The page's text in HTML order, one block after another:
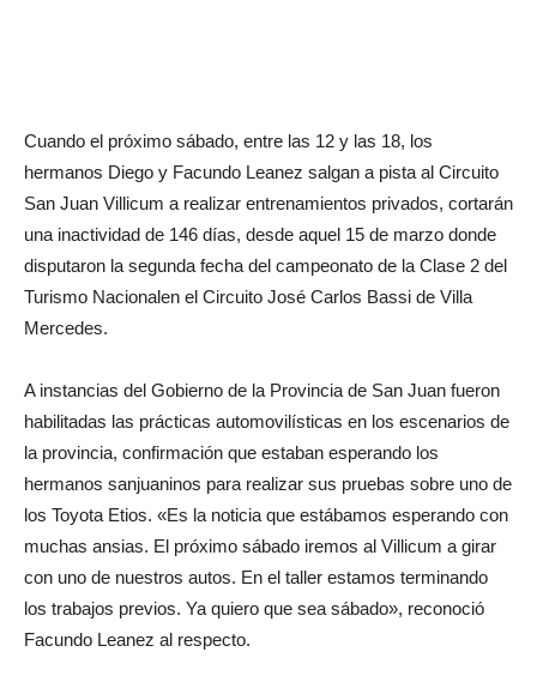
Cuando el próximo sábado, entre las 12 y las 18, los
hermanos Diego y Facundo Leanez salgan a pista al Circuito
San Juan Villicum a realizar entrenamientos privados, cortarán
una inactividad de 146 días, desde aquel 15 de marzo donde
disputaron la segunda fecha del campeonato de la Clase 2 del
Turismo Nacionalen el Circuito José Carlos Bassi de Villa
Mercedes.
A instancias del Gobierno de la Provincia de San Juan fueron
habilitadas las prácticas automovilísticas en los escenarios de
la provincia, confirmación que estaban esperando los
hermanos sanjuaninos para realizar sus pruebas sobre uno de
los Toyota Etios. «Es la noticia que estábamos esperando con
muchas ansias. El próximo sábado iremos al Villicum a girar
con uno de nuestros autos. En el taller estamos terminando
los trabajos previos. Ya quiero que sea sábado», reconoció
Facundo Leanez al respecto.